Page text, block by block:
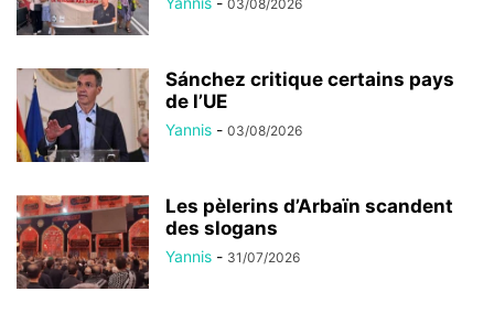
03/08/2026
Sánchez critique certains pays
de l’UE
Yannis - 03/08/2026
Les pèlerins d’Arbaïn scandent
des slogans
Yannis - 31/07/2026